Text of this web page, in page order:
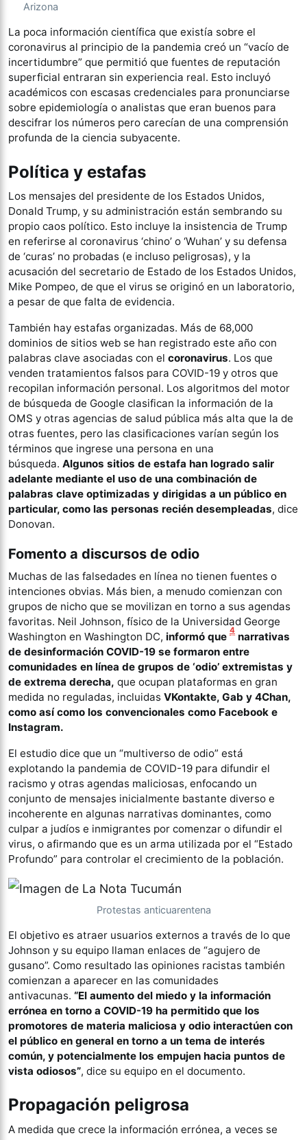
Arizona
La poca información científica que existía sobre el
coronavirus al principio de la pandemia creó un “vacío de
incertidumbre” que permitió que fuentes de reputación
superficial entraran sin experiencia real. Esto incluyó
académicos con escasas credenciales para pronunciarse
sobre epidemiología o analistas que eran buenos para
descifrar los números pero carecían de una comprensión
profunda de la ciencia subyacente.
Política y estafas
Los mensajes del presidente de los Estados Unidos,
Donald Trump, y su administración están sembrando su
propio caos político. Esto incluye la insistencia de Trump
en referirse al coronavirus ‘chino’ o ‘Wuhan’ y su defensa
de ‘curas’ no probadas (e incluso peligrosas), y la
acusación del secretario de Estado de los Estados Unidos,
Mike Pompeo, de que el virus se originó en un laboratorio,
a pesar de que falta de evidencia.
También hay estafas organizadas. Más de 68,000
dominios de sitios web se han registrado este año con
palabras clave asociadas con el coronavirus. Los que
venden tratamientos falsos para COVID-19 y otros que
recopilan información personal. Los algoritmos del motor
de búsqueda de Google clasifican la información de la
OMS y otras agencias de salud pública más alta que la de
otras fuentes, pero las clasificaciones varían según los
términos que ingrese una persona en una
búsqueda. Algunos sitios de estafa han logrado salir
adelante mediante el uso de una combinación de
palabras clave optimizadas y dirigidas a un público en
particular, como las personas recién desempleadas, dice
Donovan.
Fomento a discursos de odio
Muchas de las falsedades en línea no tienen fuentes o
intenciones obvias. Más bien, a menudo comienzan con
grupos de nicho que se movilizan en torno a sus agendas
favoritas. Neil Johnson, físico de la Universidad George
Washington en Washington DC, informó que
4
narrativas
de desinformación COVID-19 se formaron entre
comunidades en línea de grupos de ‘odio’ extremistas y
de extrema derecha, que ocupan plataformas en gran
medida no reguladas, incluidas VKontakte, Gab y 4Chan,
como así como los convencionales como Facebook e
Instagram.
El estudio dice que un “multiverso de odio” está
explotando la pandemia de COVID-19 para difundir el
racismo y otras agendas maliciosas, enfocando un
conjunto de mensajes inicialmente bastante diverso e
incoherente en algunas narrativas dominantes, como
culpar a judíos e inmigrantes por comenzar o difundir el
virus, o afirmando que es un arma utilizada por el “Estado
Profundo” para controlar el crecimiento de la población.
Protestas anticuarentena
El objetivo es atraer usuarios externos a través de lo que
Johnson y su equipo llaman enlaces de “agujero de
gusano”. Como resultado las opiniones racistas también
comienzan a aparecer en las comunidades
antivacunas. “El aumento del miedo y la información
errónea en torno a COVID-19 ha permitido que los
promotores de materia maliciosa y odio interactúen con
el público en general en torno a un tema de interés
común, y potencialmente los empujen hacia puntos de
vista odiosos”, dice su equipo en el documento.
Propagación peligrosa
A medida que crece la información errónea, a veces se